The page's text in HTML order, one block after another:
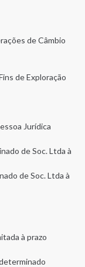
de Câmbio
de Exploração
Jurídica
de Soc. Ltda à
de Soc. Ltda à
à prazo